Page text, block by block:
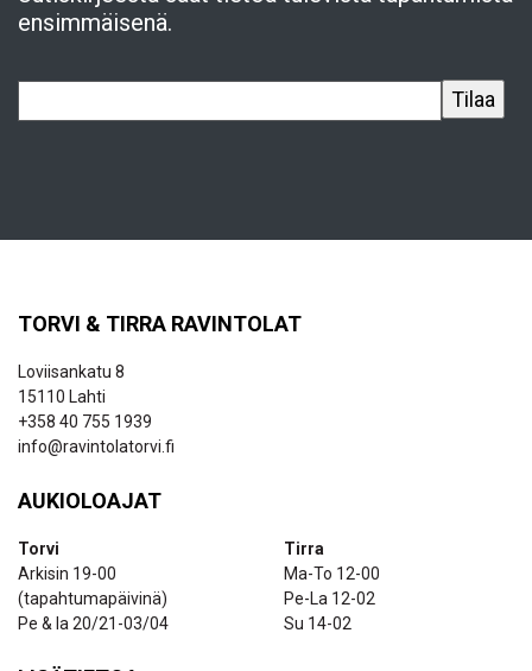
ensimmäisenä.
TORVI & TIRRA RAVINTOLAT
Loviisankatu 8
15110 Lahti
+358 40 755 1939
info@ravintolatorvi.fi
AUKIOLOAJAT
Torvi
Arkisin 19-00
(tapahtumapäivinä)
Pe & la 20/21-03/04
Tirra
Ma-To 12-00
Pe-La 12-02
Su 14-02